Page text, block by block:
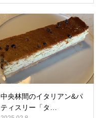
中央林間のイタリアン&パ
ティスリー「タ…